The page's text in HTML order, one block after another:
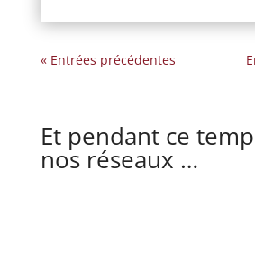
« Entrées précédentes
Et pendant ce
nos réseaux …